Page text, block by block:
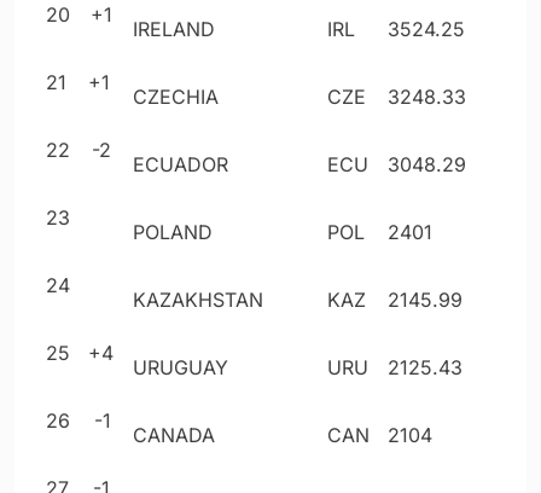
20 +1
IRELAND IRL 3524.25
21 +1
CZECHIA CZE 3248.33
22 -2
ECUADOR ECU 3048.29
23
POLAND POL 2401
24
KAZAKHSTAN KAZ 2145.99
25 +4
URUGUAY URU 2125.43
26 -1
CANADA CAN 2104
27 -1